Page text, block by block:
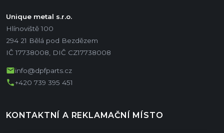
Unique metal s.r.o.
Hlínoviště 100
294 21 Bělá pod Bezdězem
IČ 17738008, DIČ CZ17738008
mailinfo@dpfparts.cz
phone+420 739 395 451
KONTAKTNÍ A REKLAMAČNÍ MÍSTO